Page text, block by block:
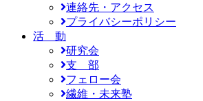
連絡先・アクセス
プライバシーポリシー
活 動
研究会
支 部
フェロー会
繊維・未来塾